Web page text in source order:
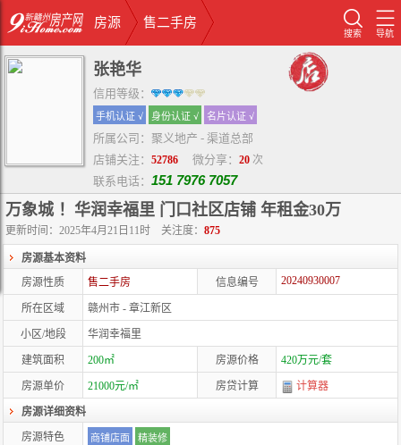
房源 售二手房
搜索 导航
张艳华
信用等级：
手机认证 √ 身份认证 √ 名片认证 √
所属公司：聚义地产 - 渠道总部
店铺关注： 52786 微分享： 20 次
联系电话： 151 7976 7057
万象城 ！华润幸福里 门口社区店铺 年租金30万
更新时间：2025年4月21日11时 关注度： 875
房源基本资料
房源性质
售二手房 信息编号 20240930007
所在区域 赣州市 - 章江新区
小区/地段 华润幸福里
建筑面积 200㎡ 房源价格 420万元/套
房源单价 21000元/㎡ 房贷计算 计算器
房源详细资料
房源特色
商铺店面 精装修